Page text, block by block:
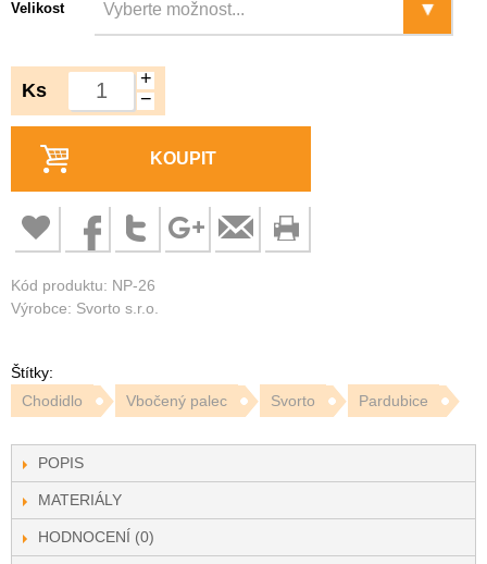
Velikost
Ks
+
−
KOUPIT
Kód produktu: NP-26
Výrobce: Svorto s.r.o.
Štítky:
Chodidlo
Vbočený palec Svorto Pardubice
POPIS
MATERIÁLY
HODNOCENÍ (0)